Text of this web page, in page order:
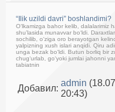
“Ilik uzildi davri” boshlandimi?
O‘lkamizga bahor kelib, dalalarimiz
shu’lasida munavvar bo‘ldi.
sochilib, o‘ziga oro berayotgan
yalpizning xush islari anqidi. Qiru
unga bezak bo‘ldi. Butun borliq bir
chug‘urlab, go‘yoki jumlai jahonni
tabiatnin
Добавил:
admin
20:43)